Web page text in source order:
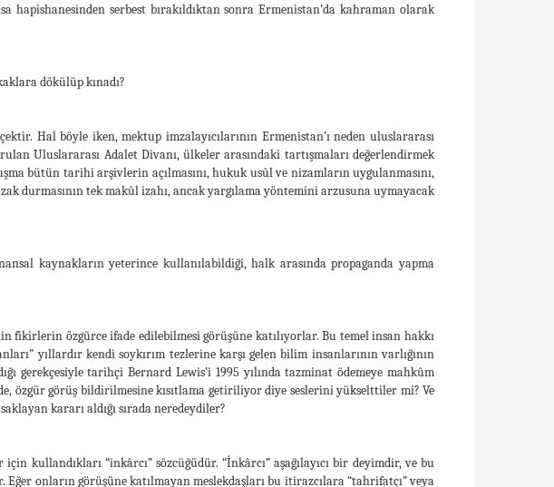
serbest bırakıldıktan sonra Ermenistan’da kahraman olarak
dökülüp kınadı?
Hal böyle iken, mektup imzalayıcılarının Ermenistan’ı neden uluslararası
Uluslararası Adalet Divanı, ülkeler arasındaki tartışmaları değerlendirmek
bütün tarihi arşivlerin açılmasını, hukuk usûl ve nizamların uygulanmasını,
durmasının tek makûl izahı, ancak yargılama yöntemini arzusuna uymayacak
kaynakların yeterince kullanılabildiği, halk arasında propaganda yapma
fikirlerin özgürce ifade edilebilmesi görüşüne katılıyorlar. Bu temel insan hakkı
yıllardır kendi soykırım tezlerine karşı gelen bilim insanlarının varlığının
gerekçesiyle tarihçi Bernard Lewis’i 1995 yılında tazminat ödemeye mahkûm
özgür görüş bildirilmesine kısıtlama getiriliyor diye seslerini yükselttiler mi? Ve
kararı aldığı sırada neredeydiler?
kullandıkları “inkârcı” sözcüğüdür. “İnkârcı” aşağılayıcı bir deyimdir, ve bu
onların görüşüne katılmayan meslekdaşları bu itirazcılara “tahrifatçı” veya